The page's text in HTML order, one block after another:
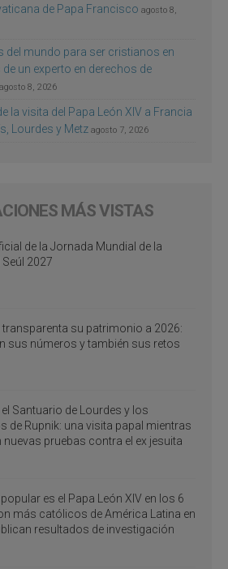
de Papa Francisco agosto 8,
del mundo para ser cristianos en
un experto en derechos de
agosto 8, 2026
la visita del Papa León XIV a Francia
Lourdes y Metz agosto 7, 2026
MÁS VISTAS
de la Jornada Mundial de la
2027
su patrimonio a 2026:
sus números y también sus retos
el Santuario de Lourdes y los
de Rupnik: una visita papal mientras
nuevas pruebas contra el ex jesuita
es el Papa León XIV en los 6
más católicos de América Latina en
resultados de investigación